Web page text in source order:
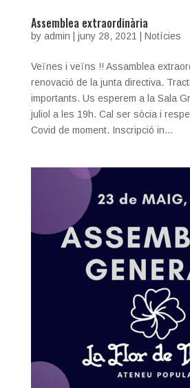
Assemblea extraordinària
by admin | juny 28, 2021 | Notícies
Veïnes i veïns !! Assamblea
renovació de la junta directiva.
importants. Us esperem a la Sala
juliol a les 19h. Cal ser sòcia i
Covid de moment. Inscripció in...